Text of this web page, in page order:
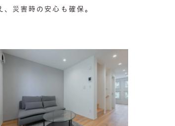
災害時の安心も確保。